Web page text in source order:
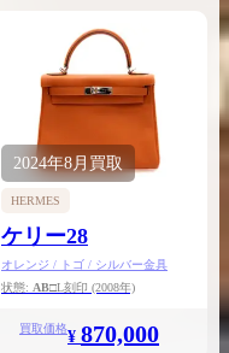
2024年8月買取
HERMES
ケリー28
オレンジ / トゴ / シルバー金具
状態: AB□L刻印 (2008年)
買取価格¥ 870,000